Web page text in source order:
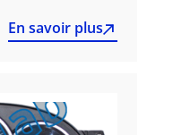
En savoir plus